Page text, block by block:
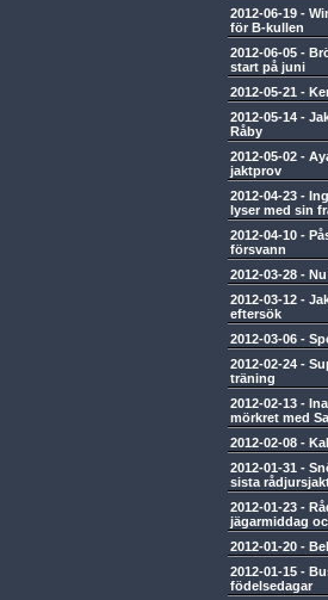
2012-06-19 -
för B-kullen
2012-06-05 -
start på juni
2012-05-21 -
2012-05-14 -
Råby
2012-05-02 -
jaktprov
2012-04-23 -
lyser med sin
2012-04-10 -
försvann
2012-03-28 -
2012-03-12 -
eftersök
2012-03-06 -
2012-02-24 -
träning
2012-02-13 -
mörkret med
2012-02-08 -
2012-01-31 -
sista
2012-01-23 -
jägarmiddag
2012-01-20 -
2012-01-15 -
födelsedagar